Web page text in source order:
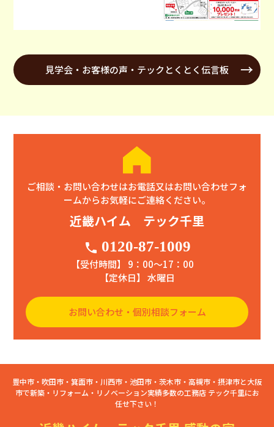
見学会・お客様の声・テックとくとく伝言板
ご相談・お問い合わせはお電話又はお問い合わせフォ
ームからお気軽にご連絡ください。
近畿ハイム テック千里
phone 0120-87-1009
【受付時間】 9：00〜17：00
【定休日】 水曜日
お問い合わせ・個別相談フォーム
豊中市・吹田市・箕面市・川西市・池田市・茨木市・高槻市・摂津市と大阪
市で新築・リフォーム・リノベーション実績多数の工務店 テック千里にお
任せ下さい！